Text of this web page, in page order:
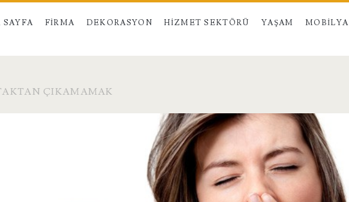
SAYFA FIRMA DEKORASYON HIZMET SEKTÖRÜ YAŞAM MOBILYA
ÇIKAMAMAK